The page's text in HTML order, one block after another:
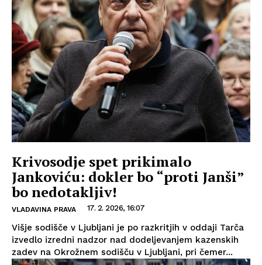
Krivosodje spet prikimalo
Jankoviću: dokler bo “proti Janši”
bo nedotakljiv!
VLADAVINA PRAVA 17. 2. 2026, 16:07
Višje sodišče v Ljubljani je po razkritjih v oddaji Tarča
izvedlo izredni nadzor nad dodeljevanjem kazenskih
zadev na Okrožnem sodišču v Ljubljani, pri čemer...